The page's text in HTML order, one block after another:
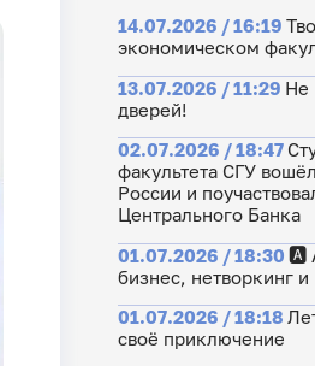
14.07.2026 / 16:19
экономическом
13.07.2026 / 11:29 Не
дверей!
02.07.2026 / 18:47
факультета СГУ
России и
Центрального Банка
01.07.2026 / 18:30🅰️
бизнес, нетворкинг
01.07.2026 / 18:18
своё приключение